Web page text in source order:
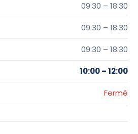
09:30 – 18:30
09:30 – 18:30
09:30 – 18:30
10:00 – 12:00
Fermé